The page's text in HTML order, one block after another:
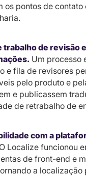
os pontos de contato
trabalho de revisão
Um processo
e fila de revisores
​​pelo produto e
e publicassem
de retrabalho de
com a
O Localize funcionou
de front-end e
a localização